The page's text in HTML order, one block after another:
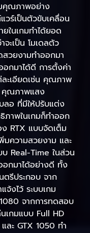
คุณภาพอย่าง
ร์เป็นตัวขับเคลื่อน
ในเกมทำได้ยอด
ะเป็น โมเดลตัว
วยงามทำออกมา
กมาได้ดี การตั้งค่า
ละเอียดเช่น คุณภาพ
คุณภาพแสง
ลอ ที่มีให้ปรับแต่ง
ภาพในเกมก็ทำออก
ง RTX แบบจัดเต็ม
ความสวยงาม และ
Real-Time ในส่วน
กมาได้อย่างดี ทั้ง
ตรีประกอบ จาก
งไว้ ระบบเกม
จากการทดสอบ
เกมแบบ Full HD
และ GTX 1050 ทำ